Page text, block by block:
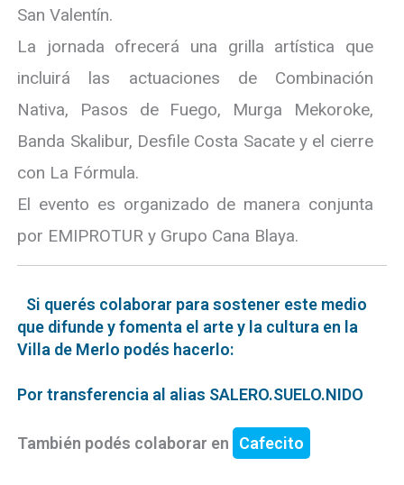
San Valentín.
La jornada ofrecerá una grilla artística que
incluirá las actuaciones de Combinación
Nativa, Pasos de Fuego, Murga Mekoroke,
Banda Skalibur, Desfile Costa Sacate y el cierre
con La Fórmula.
El evento es organizado de manera conjunta
por EMIPROTUR y Grupo Cana Blaya.
Si querés colaborar para sostener este medio
que difunde y fomenta el arte y la cultura en la
Villa de Merlo podés hacerlo:
Por transferencia al alias SALERO.SUELO.NIDO
También podés colaborar en Cafecito